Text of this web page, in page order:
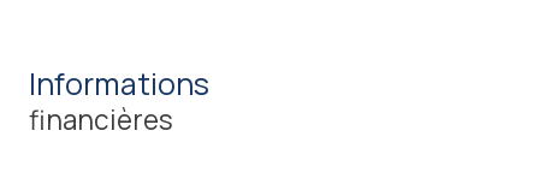
informations
financières